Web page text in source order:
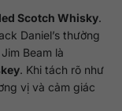
Scotch Whisky.
Daniel’s thường
Jim Beam là
. Khi tách rõ như
vị và cảm giác